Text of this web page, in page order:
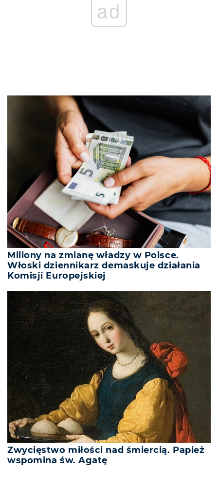
ad
Miliony na zmianę władzy w Polsce.
Włoski dziennikarz demaskuje działania
Komisji Europejskiej
Zwycięstwo miłości nad śmiercią. Papież
wspomina św. Agatę